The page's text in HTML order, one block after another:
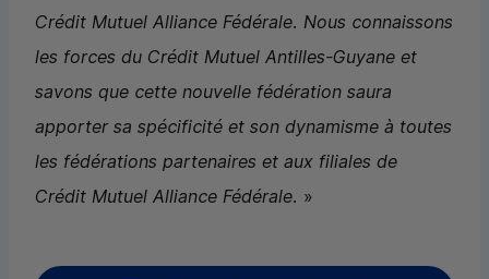
Crédit Mutuel Alliance Fédérale. Nous connaissons
les forces du Crédit Mutuel Antilles-Guyane et
savons que cette nouvelle fédération saura
apporter sa spécificité et son dynamisme à toutes
les fédérations partenaires et aux filiales de
Crédit Mutuel Alliance Fédérale. »